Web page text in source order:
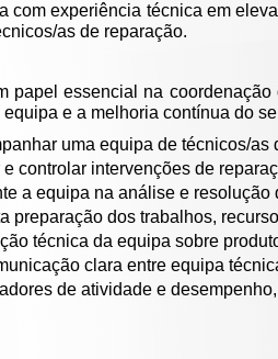
com experiência técnica em
as de reparação.
papel essencial na
e a melhoria contínua do
uma equipa de técnicos/as
e controlar intervenções de
a equipa na análise e resolução
preparação dos trabalhos,
técnica da equipa sobre
clara entre equipa
de atividade e